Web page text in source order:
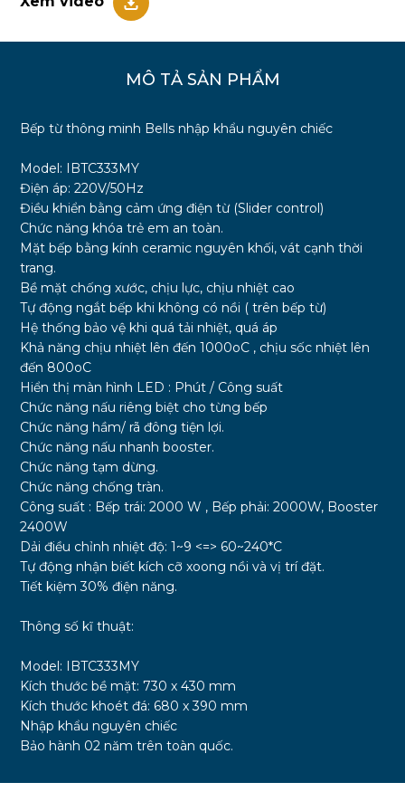
MÔ TẢ SẢN PHẨM
Bếp từ thông minh Bells nhập khẩu nguyên chiếc
Model: IBTC333MY
Điện áp: 220V/50Hz
Điều khiển bằng cảm ứng điện từ (Slider control)
Chức năng khóa trẻ em an toàn.
Mặt bếp bằng kính ceramic nguyên khối, vát cạnh thời
trang.
Bề mặt chống xước, chịu lực, chịu nhiệt cao
Tự động ngắt bếp khi không có nồi ( trên bếp từ)
Hệ thống bảo vệ khi quá tải nhiệt, quá áp
Khả năng chịu nhiệt lên đến 1000oC , chịu sốc nhiệt lên
đến 800oC
Hiển thị màn hình LED : Phút / Công suất
Chức năng nấu riêng biệt cho từng bếp
Chức năng hầm/ rã đông tiện lợi.
Chức năng nấu nhanh booster.
Chức năng tạm dừng.
Chức năng chống tràn.
Công suất : Bếp trái: 2000 W , Bếp phải: 2000W, Booster
2400W
Dải điều chỉnh nhiệt độ: 1~9 <=> 60~240*C
Tự động nhận biết kích cỡ xoong nồi và vị trí đặt.
Tiết kiệm 30% điện năng.
Thông số kĩ thuật:
Model: IBTC333MY
Kích thước bề mặt: 730 x 430 mm
Kích thước khoét đá: 680 x 390 mm
Nhập khẩu nguyên chiếc
Bảo hành 02 năm trên toàn quốc.